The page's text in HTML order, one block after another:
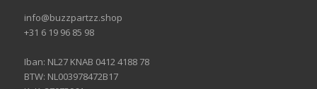
info@buzzpartzz.shop
+31 6 19 96 85 98
Iban: NL27 KNAB 0412 4188 78
BTW: NL003978472B17